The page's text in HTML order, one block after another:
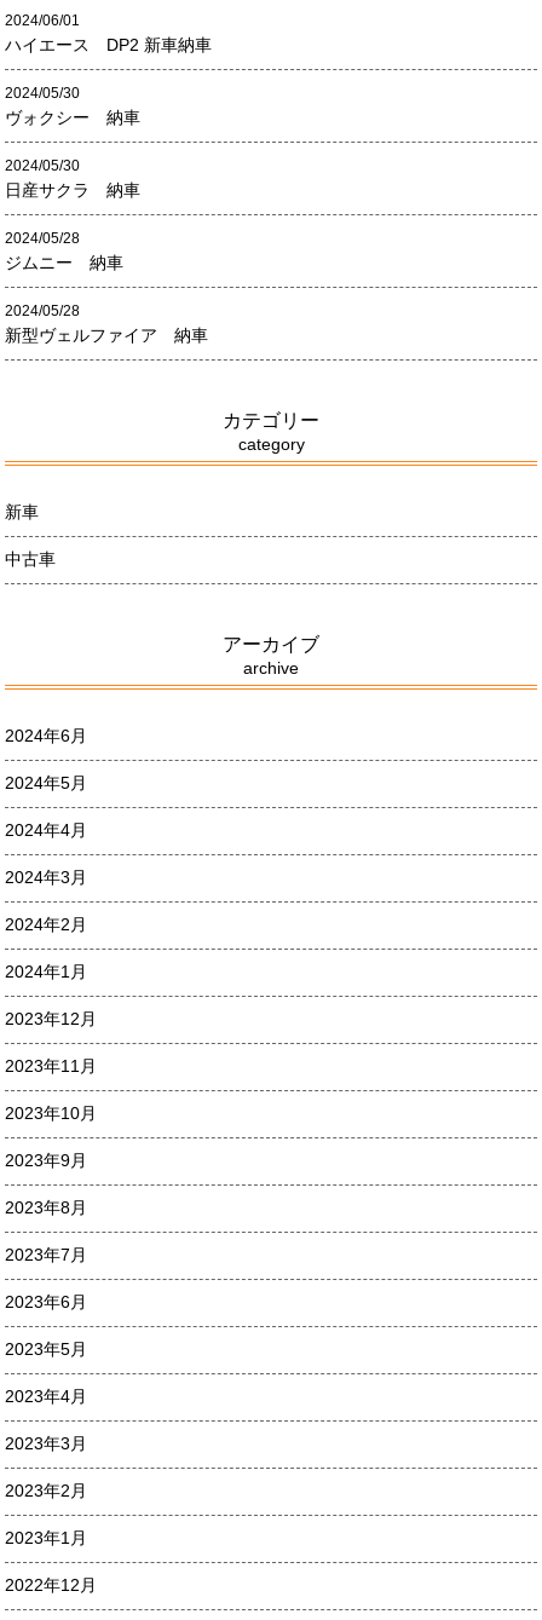
2024/06/01
ハイエース DP2 新車納車
2024/05/30
ヴォクシー 納車
2024/05/30
日産サクラ 納車
2024/05/28
ジムニー 納車
2024/05/28
新型ヴェルファイア 納車
カテゴリー
category
新車
中古車
アーカイブ
archive
2024年6月
2024年5月
2024年4月
2024年3月
2024年2月
2024年1月
2023年12月
2023年11月
2023年10月
2023年9月
2023年8月
2023年7月
2023年6月
2023年5月
2023年4月
2023年3月
2023年2月
2023年1月
2022年12月